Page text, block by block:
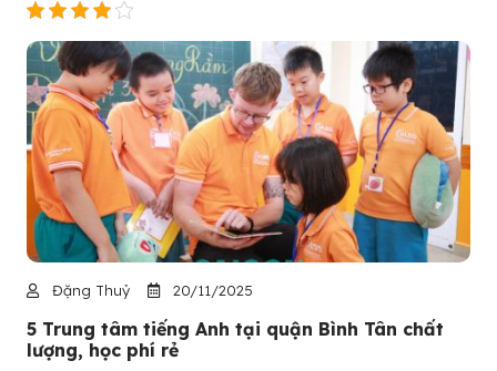
Đặng Thuỷ 20/11/2025
5 Trung tâm tiếng Anh tại quận Bình Tân chất
lượng, học phí rẻ